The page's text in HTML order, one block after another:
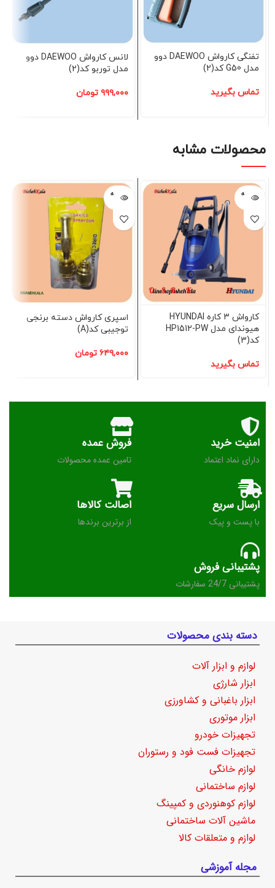
تفنگی کارواش DAEWOO دوو
مدل G50 کد(2)
تماس بگیرید
لانس کارواش DAEWOO دوو
مدل توربو کد(2)
۹۹۹,۰۰۰ تومان
محصولات مشابه
فروخته
شده
کارواش 3 کاره HYUNDAI
هیوندای مدل HP1512-PW
کد(3)
تماس بگیرید
فروخته
شده
اسپری کارواش دسته برنجی
توجیبی کد(A)
۶۴۹,۰۰۰ تومان
امنیت خرید
دارای نماد اعتماد
فروش عمده
تامین عمده محصولات
ارسال سریع
با پست و پیک
اصالت کالاها
از برترین برندها
پشتیبانی فروش
پشتیبانی 24/7 سفارشات
دسته بندی محصولات
لوازم و ابزار آلات
ابزار شارژی
ابزار باغبانی و کشاورزی
ابزار موتوری
تجهیزات خودرو
تجهیزات فست فود و رستوران
لوازم خانگی
لوازم ساختمانی
لوازم کوهنوردی و کمپینگ
ماشین آلات ساختمانی
لوازم و متعلقات کالا
مجله آموزشی